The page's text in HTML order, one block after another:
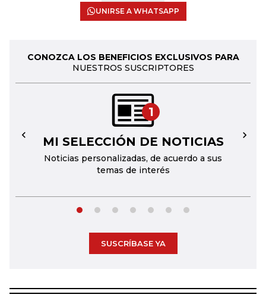
UNIRSE A WHATSAPP
CONOZCA LOS BENEFICIOS EXCLUSIVOS PARA
NUESTROS SUSCRIPTORES
1
MI SELECCIÓN DE NOTICIAS
Noticias personalizadas, de acuerdo a sus
temas de interés
← →
SUSCRÍBASE YA